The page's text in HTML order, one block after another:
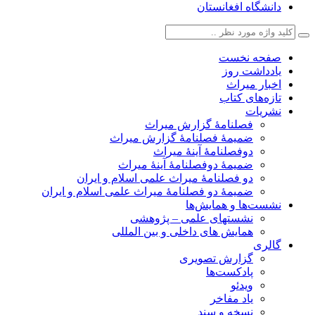
دانشگاه افغانستان
صفحه نخست
یادداشت روز
اخبار میراث
تازه‌های کتاب
نشریات
فصلنامۀ گزارش میراث
ضمیمۀ فصلنامۀ گزارش میراث
دوفصلنامۀ آینۀ میراث
ضمیمۀ دوفصلنامۀ آینۀ میراث
دو فصلنامۀ میراث علمی اسلام و ایران
ضمیمۀ دو فصلنامۀ میراث علمی اسلام و ایران
نشست‌ها و همایش‌ها
نشستهای علمی – پژوهشی
همایش های داخلی و بین المللی
گالری
گزارش تصویری
پادکست‌ها
ویدئو
یاد مفاخر
نسخه و سند